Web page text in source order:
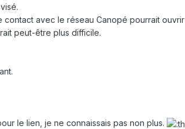
contact avec le réseau Canopé pourrait
peut-être plus difficile.
le lien, je ne connaissais pas non plus.